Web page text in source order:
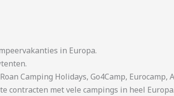
in Europa.
Camping Holidays, Go4Camp, Eurocamp,
contracten met vele campings in heel Europa.